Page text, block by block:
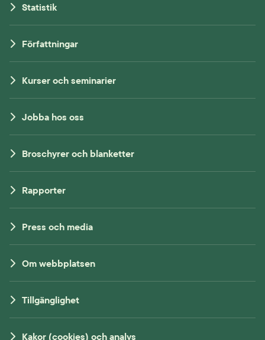
Statistik
Författningar
Kurser och seminarier
Jobba hos oss
Broschyrer och blanketter
Rapporter
Press och media
Om webbplatsen
Tillgänglighet
Kakor (cookies) och analys